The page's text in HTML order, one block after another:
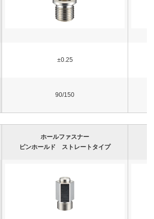
±0.25
90/150
ホールファスナー
ピンホールド ストレートタイプ